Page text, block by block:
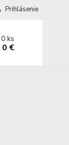
Prihlásenie
0ks
0 €